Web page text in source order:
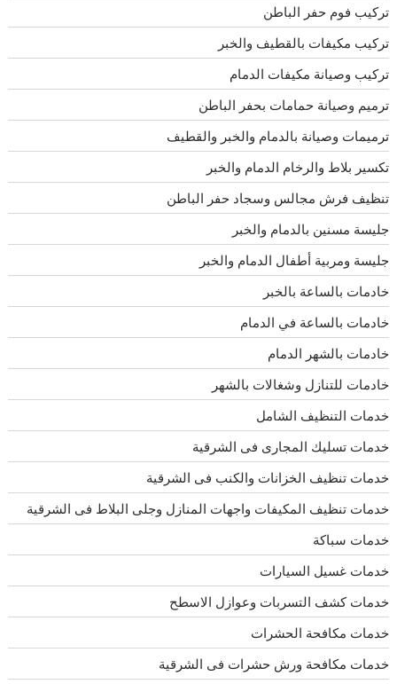
تركيب فوم حفر الباطن
تركيب مكيفات بالقطيف والخبر
تركيب وصيانة مكيفات الدمام
ترميم وصيانة حمامات بحفر الباطن
ترميمات وصيانة بالدمام والخبر والقطيف
تكسير بلاط والرخام الدمام والخبر
تنظيف فرش مجالس وسجاد حفر الباطن
جليسة مسنين بالدمام والخبر
جليسة ومربية أطفال الدمام والخبر
خادمات بالساعة بالخبر
خادمات بالساعة في الدمام
خادمات بالشهر الدمام
خادمات للتنازل وشغالات بالشهر
خدمات التنظيف الشامل
خدمات تسليك المجارى فى الشرقية
خدمات تنظيف الخزانات والكنب فى الشرقية
خدمات تنظيف المكيفات واجهات المنازل وجلى البلاط فى الشرقية
خدمات سباكة
خدمات غسيل السيارات
خدمات كشف التسربات وعوازل الاسطح
خدمات مكافحة الحشرات
خدمات مكافحة ورش حشرات فى الشرقية